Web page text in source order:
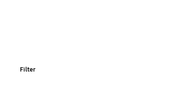
Filter